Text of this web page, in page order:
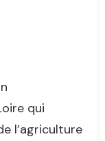
qui
l’agriculture